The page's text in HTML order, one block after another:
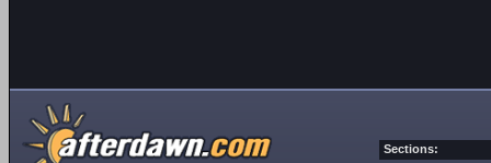
Sections: